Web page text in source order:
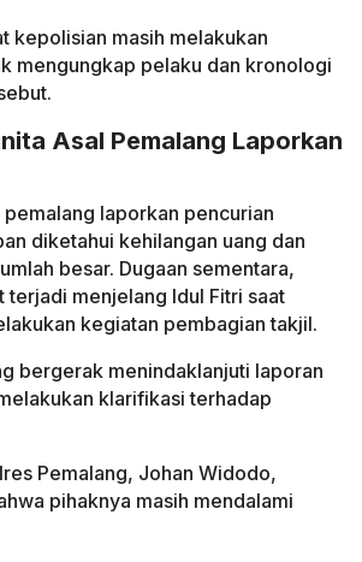
kepolisian masih melakukan
mengungkap pelaku dan kronologi
Asal Pemalang Laporkan
pemalang laporkan pencurian
diketahui kehilangan uang dan
besar. Dugaan sementara,
menjelang Idul Fitri saat
kegiatan pembagian takjil.
bergerak menindaklanjuti laporan
klarifikasi terhadap
Pemalang, Johan Widodo,
pihaknya masih mendalami